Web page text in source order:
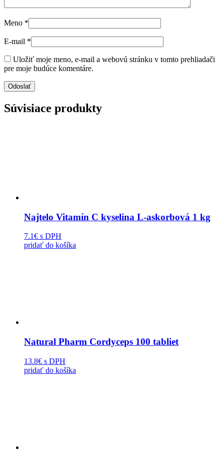
Meno *
E-mail *
Uložiť moje meno, e-mail a webovú stránku v tomto prehliadači
pre moje budúce komentáre.
Súvisiace produkty
Najtelo Vitamín C kyselina L-askorbová 1 kg
7.1€ s DPH
pridať do košíka
Natural Pharm Cordyceps 100 tabliet
13.8€ s DPH
pridať do košíka